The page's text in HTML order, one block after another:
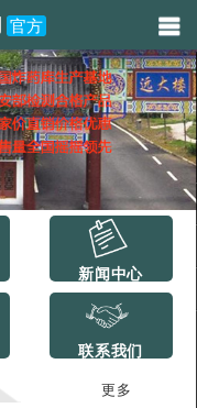
官方
新闻中心
联系我们
更多